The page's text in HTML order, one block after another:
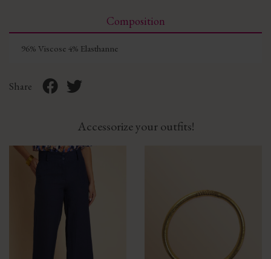
Composition
96% Viscose 4% Elasthanne
Share
Accessorize your outfits!